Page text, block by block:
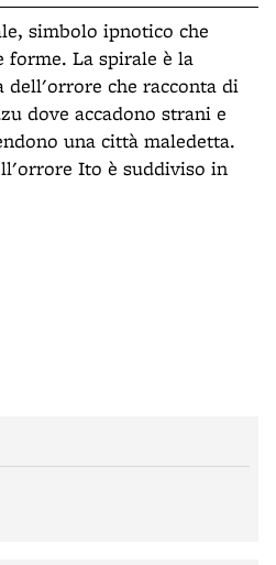
simbolo ipnotico che
forme. La spirale è la
dell'orrore che racconta di
dove accadono strani e
una città maledetta.
Ito è suddiviso in